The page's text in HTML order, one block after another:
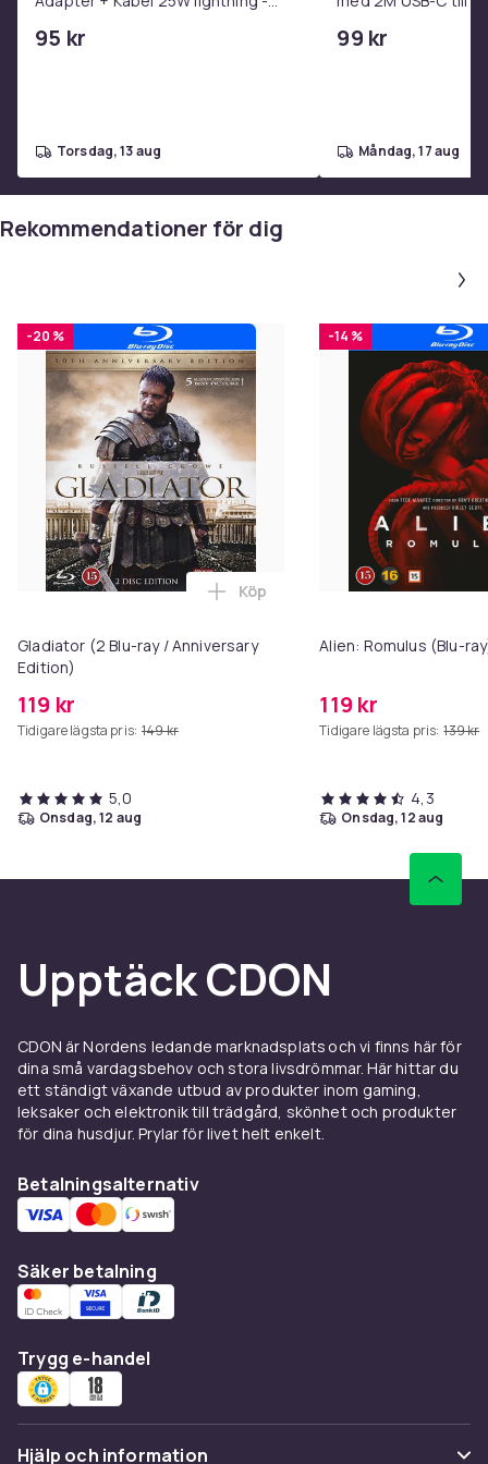
Artikel.nr.
b3df4547-4a41-5746-bf93-4961c8779817
95 kr
torsdag, 13 aug
99 kr
måndag, 17 aug
Rekommendationer för dig
-20 %
Gladiator (2 Blu-ray / Anniversary
Edition)
119 kr
Tidigare lägsta pris: 149 kr
Lägg till Gladiator (2 Blu-ray /
Köp
5,0
onsdag, 12 aug
-14 %
Alien: Romulus (Blu-
119 kr
Tidigare lägsta pris: 139 kr
4,3
onsdag, 12 aug
Upptäck CDON
CDON är Nordens ledande marknadsplats och vi finns här för
dina små vardagsbehov och stora livsdrömmar. Här hittar du
ett ständigt växande utbud av produkter inom gaming,
leksaker och elektronik till trädgård, skönhet och produkter
för dina husdjur. Prylar för livet helt enkelt.
Betalningsalternativ
Säker betalning
Trygg e-handel
Hjälp och information